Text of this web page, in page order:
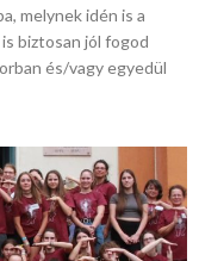
melynek idén is a
biztosan jól fogod
és/vagy egyedül